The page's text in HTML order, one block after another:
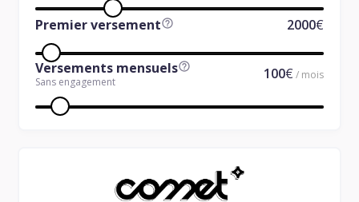
Premier versement 2000€
Versements mensuels
Sans engagement 100€ / mois